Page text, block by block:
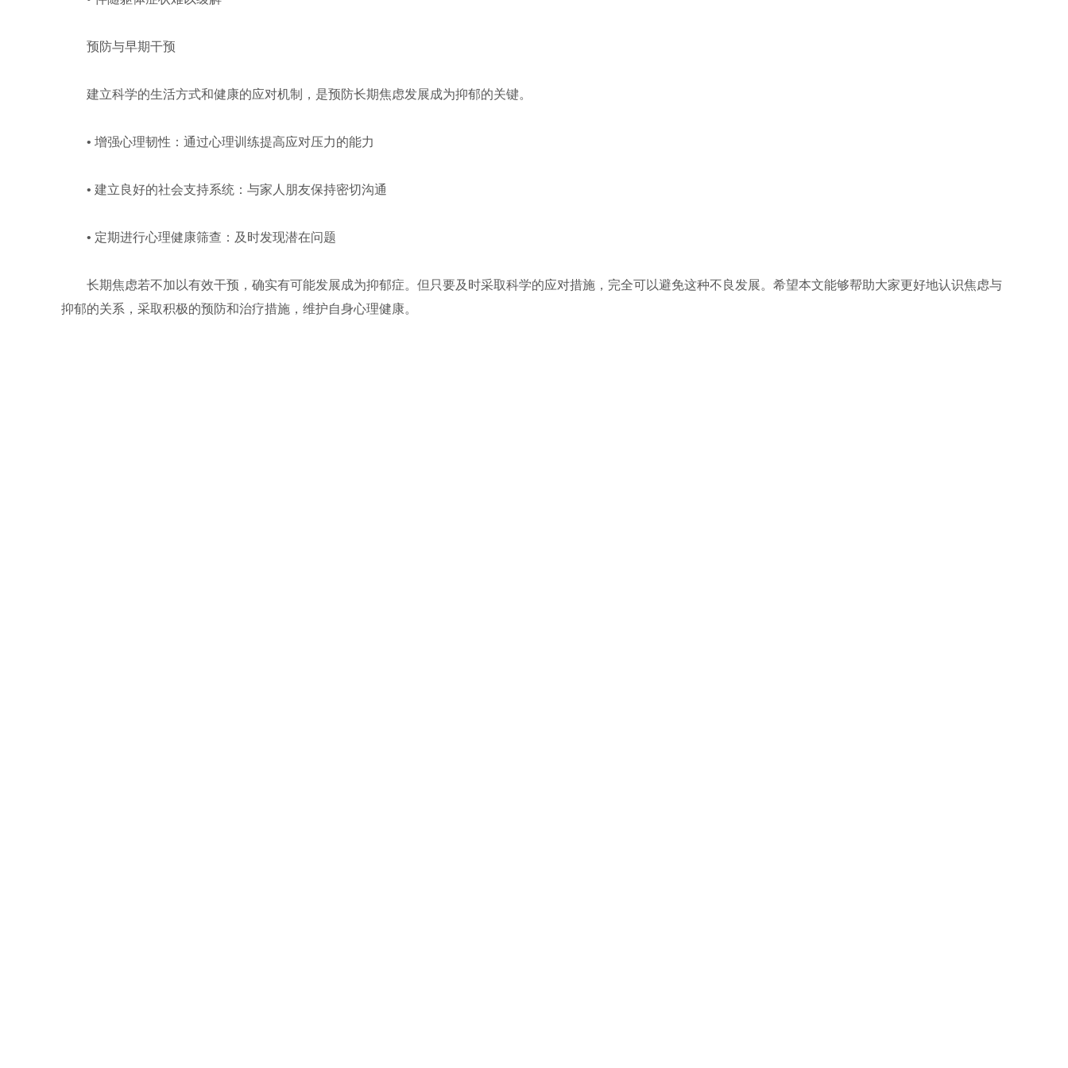
预防与早期干预
建立科学的生活方式和健康的应对机制，是预防长期焦虑发展成为抑郁的关键。
• 增强心理韧性：通过心理训练提高应对压力的能力
• 建立良好的社会支持系统：与家人朋友保持密切沟通
• 定期进行心理健康筛查：及时发现潜在问题
长期焦虑若不加以有效干预，确实有可能发展成为抑郁症。但只要及时采取科学的应对措施，完全可以避免这种不良发展。希望本文能够帮助大家更好地认识焦虑与
抑郁的关系，采取积极的预防和治疗措施，维护自身心理健康。